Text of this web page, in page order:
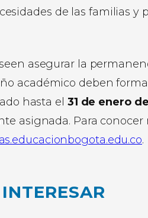
de las familias y
asegurar la
académico deben
hasta el 31 de enero
asignada. Para
.